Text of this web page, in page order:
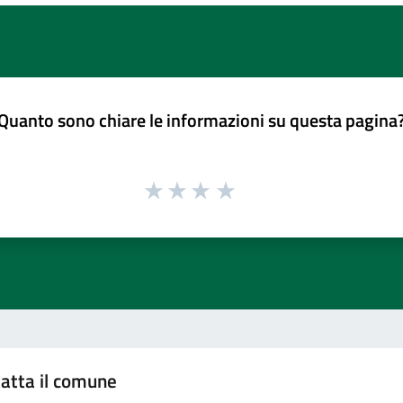
sono chiare le informazioni su questa
il comune